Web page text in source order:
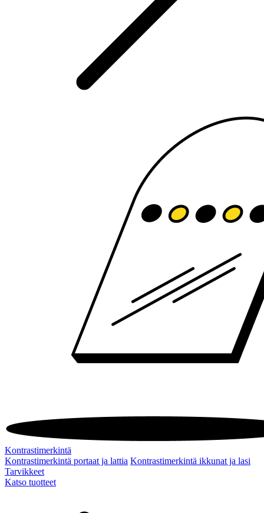
Kontrastimerkintä
Kontrastimerkintä portaat ja lattia Kontrastimerkintä ikkunat ja lasi
Tarvikkeet
Katso tuotteet